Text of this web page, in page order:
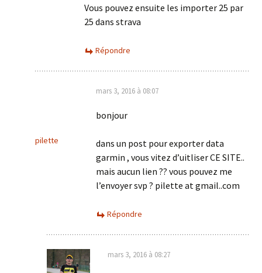
Vous pouvez ensuite les importer 25 par
25 dans strava
Répondre
pilette
mars 3, 2016 à 08:07
bonjour
dans un post pour exporter data
garmin , vous vitez d’uitliser CE SITE..
mais aucun lien ?? vous pouvez me
l’envoyer svp ? pilette at gmail..com
Répondre
mars 3, 2016 à 08:27